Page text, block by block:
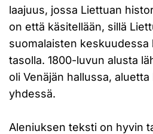
laajuus, jossa Liettuan
on että käsitellään, sillä
suomalaisten keskuudessa
tasolla. 1800-luvun alusta
oli Venäjän hallussa,
yhdessä.
Aleniuksen teksti on hyvin